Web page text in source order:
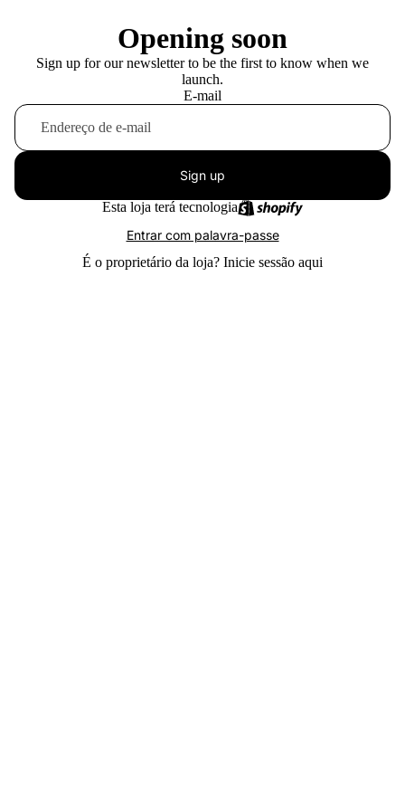
Opening soon
Sign up for our newsletter to be the first to know when we
launch.
E-mail
Sign up
Esta loja terá tecnologia
Entrar com palavra-passe
É o proprietário da loja? Inicie sessão aqui